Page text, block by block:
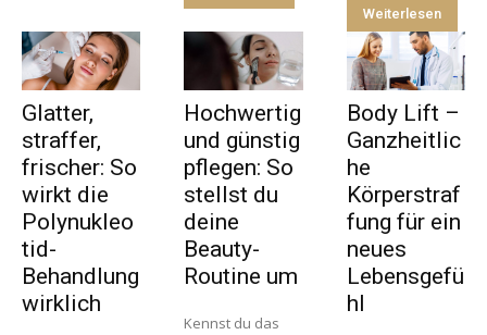
Weiterlesen
Glatter,
straffer,
frischer: So
wirkt die
Polynukleo
tid-
Behandlung
wirklich
Hochwertig
und günstig
pflegen: So
stellst du
deine
Beauty-
Routine um
Kennst du das
Body Lift –
Ganzheitlic
he
Körperstraf
fung für ein
neues
Lebensgefü
hl